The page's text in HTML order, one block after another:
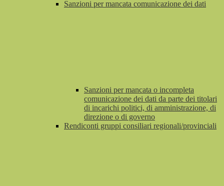
Sanzioni per mancata comunicazione dei dati
Sanzioni per mancata o incompleta
comunicazione dei dati da parte dei titolari
di incarichi politici, di amministrazione, di
direzione o di governo
Rendiconti gruppi consiliari regionali/provinciali